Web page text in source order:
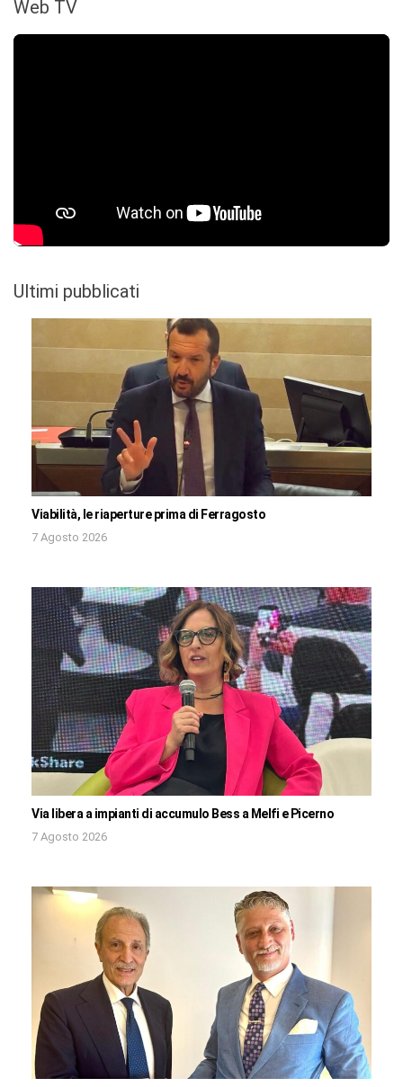
Web TV
Ultimi pubblicati
Viabilità, le riaperture prima di Ferragosto
7 Agosto 2026
Via libera a impianti di accumulo Bess a Melfi e Picerno
7 Agosto 2026